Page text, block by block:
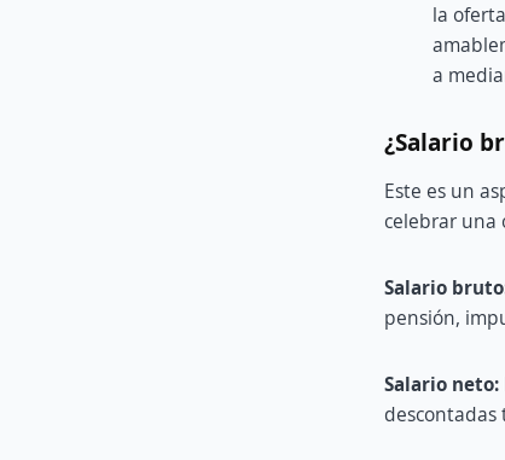
la
a
¿Salario
Este es un
celebrar una
Salario
pensión,
Salario neto:
descontadas